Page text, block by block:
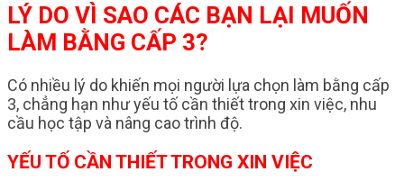
LÝ DO VÌ SAO CÁC BẠN LẠI MUỐN
LÀM BẰNG CẤP 3?
Có nhiều lý do khiến mọi người lựa chọn làm bằng cấp
3, chẳng hạn như yếu tố cần thiết trong xin việc, nhu
cầu học tập và nâng cao trình độ.
YẾU TỐ CẦN THIẾT TRONG XIN VIỆC